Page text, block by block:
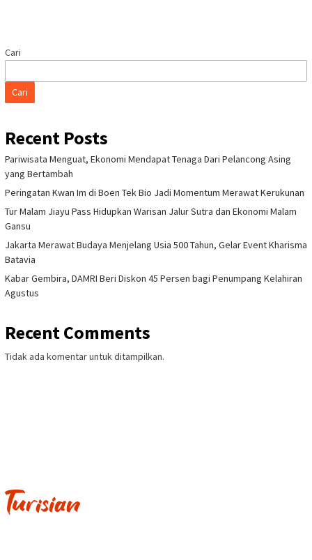
Cari
Cari
Recent Posts
Pariwisata Menguat, Ekonomi Mendapat Tenaga Dari Pelancong Asing
yang Bertambah
Peringatan Kwan Im di Boen Tek Bio Jadi Momentum Merawat Kerukunan
Tur Malam Jiayu Pass Hidupkan Warisan Jalur Sutra dan Ekonomi Malam
Gansu
Jakarta Merawat Budaya Menjelang Usia 500 Tahun, Gelar Event Kharisma
Batavia
Kabar Gembira, DAMRI Beri Diskon 45 Persen bagi Penumpang Kelahiran
Agustus
Recent Comments
Tidak ada komentar untuk ditampilkan.